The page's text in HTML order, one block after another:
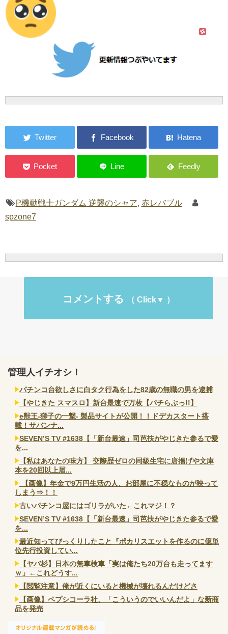
P機動戦士ガンダム 逆襲のシャア, 赤レバブル
spzone7
コメントする
管理人イチオシ！
パチンコ台欲しさに白タク行為をした82歳の無職の男を逮捕
【やじきた スマスロ】新台最速で万枚【パチらぶっ!!】
e獣王-獅子の一撃- 製品サイトが公開！！ドデカスタート搭
載！サバンナ...
SEVEN’S TV #1638【「新台最速」司芭扶がやじきた参るで愛
を...
【私はあなたの味方】 交際歴ゼロの同級生宅に唐揚げや文庫
本を20回以上届...
【画像】年金で9万円生活の人、お部屋に不穏なものが映って
しまう⇒！！
古いパチンコ屋にはゴリラがいた←これマジ！？
SEVEN’S TV #1638【「新台最速」司芭扶がやじきた参るで愛
を...
最近知ってびっくりしたこと『ポカリスエットを作るのに億単
位先行投資してい...
【ヤバ杉】日本の無車検車「実は俺たち20万台も走ってます
ｗ」←これどうす...
【閲覧注意】俺が近くにいると機械が壊れるんだけどさ
【画像】ペプシコーラ社、「こういうのでいいんだよ」な新商
品を発売